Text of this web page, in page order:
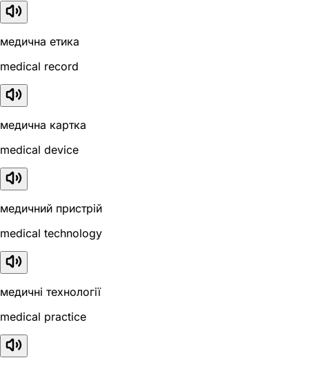
медична етика
medical record
медична картка
medical device
медичний пристрій
medical technology
медичні технології
medical practice